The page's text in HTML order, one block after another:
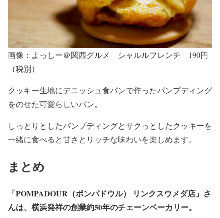
画像：よっしー＠関西グルメ シャルルフレンチ 190円
（税別）
クッキー生地にデニッシュ食パンで作ったパンプディング
をのせた可愛らしいパン。
しっとりとしたパンプディングとサクっとしたクッキーを
一緒に食べると甘さとリッチな味わいを楽しめます。
まとめ
「POMPADOUR（ポンパドウル） リンクスウメダ店」さ
んは、横浜発祥の創業約50年のチェーンベーカリー。